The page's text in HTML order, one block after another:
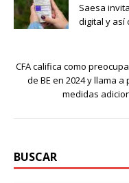
Saesa
digital y así
CFA califica como
de BE en 2024 y llama
medidas
BUSCAR